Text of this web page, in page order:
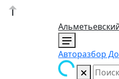
Авторазбор